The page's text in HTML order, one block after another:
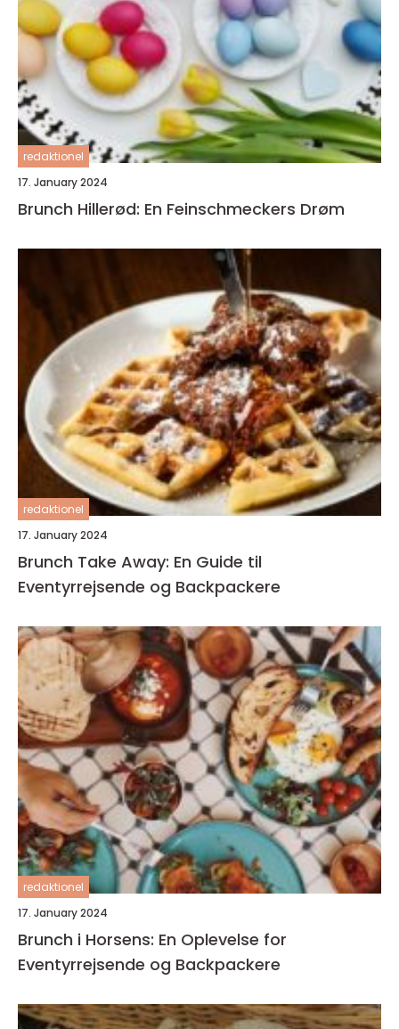
redaktionel
17. January 2024
Brunch Hillerød: En Feinschmeckers Drøm
redaktionel
17. January 2024
Brunch Take Away: En Guide til
Eventyrrejsende og Backpackere
redaktionel
17. January 2024
Brunch i Horsens: En Oplevelse for
Eventyrrejsende og Backpackere